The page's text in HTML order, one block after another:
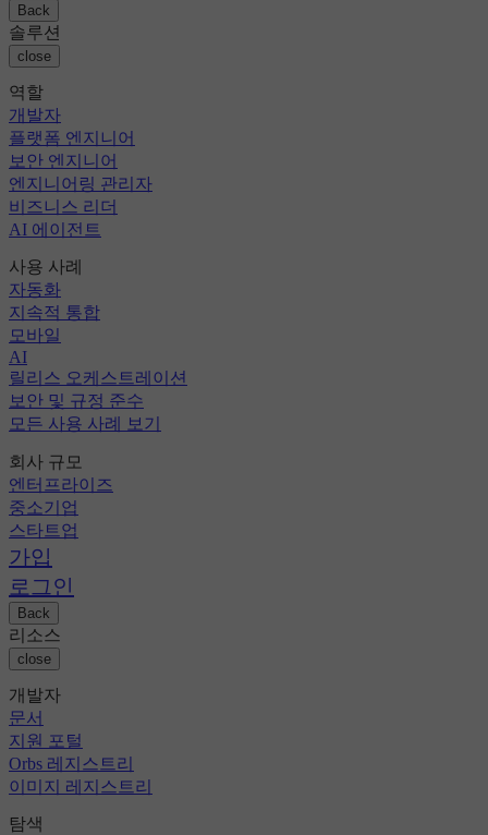
Back
솔루션
close
역할
개발자
플랫폼 엔지니어
보안 엔지니어
엔지니어링 관리자
비즈니스 리더
AI 에이전트
사용 사례
자동화
지속적 통합
모바일
AI
릴리스 오케스트레이션
보안 및 규정 준수
모든 사용 사례 보기
회사 규모
엔터프라이즈
중소기업
스타트업
가입
로그인
Back
리소스
close
개발자
문서
지원 포털
Orbs 레지스트리
이미지 레지스트리
탐색